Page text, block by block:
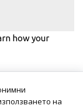
how your
на